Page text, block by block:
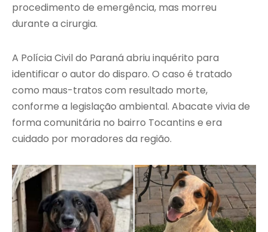
procedimento de emergência, mas morreu
durante a cirurgia.
A Polícia Civil do Paraná abriu inquérito para
identificar o autor do disparo. O caso é tratado
como maus-tratos com resultado morte,
conforme a legislação ambiental. Abacate vivia de
forma comunitária no bairro Tocantins e era
cuidado por moradores da região.